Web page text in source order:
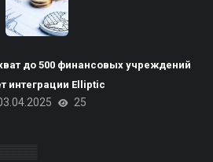
до 500 финансовых учреждений
интеграции Elliptic
25
планирует
излишки
для
базе ИИ